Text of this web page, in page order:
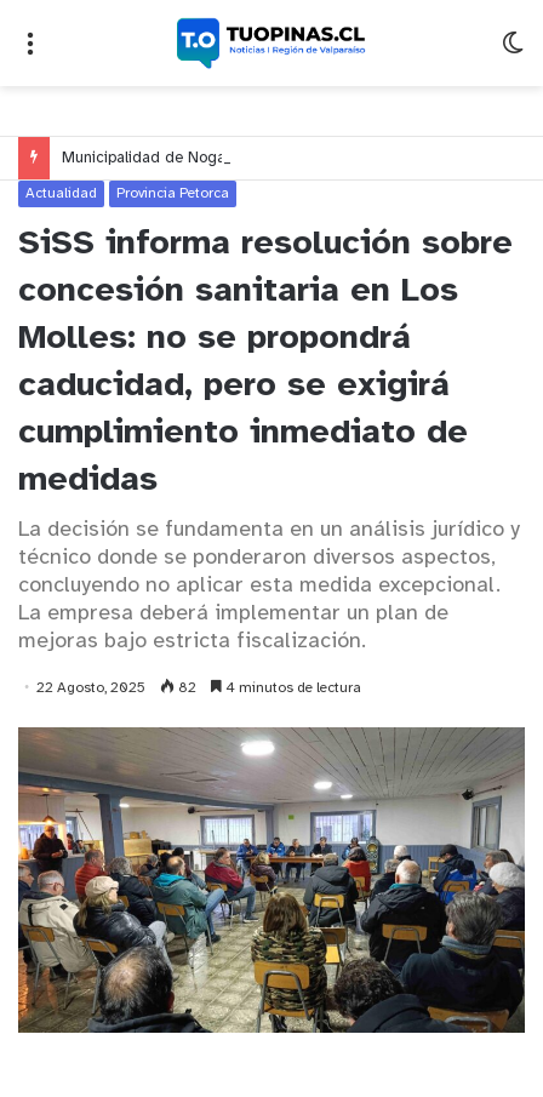
Actualidad Provincia Petorca
SiSS informa resolución sobre
concesión sanitaria en Los
Molles: no se propondrá
caducidad, pero se exigirá
cumplimiento inmediato de
medidas
La decisión se fundamenta en un análisis jurídico y
técnico donde se ponderaron diversos aspectos,
concluyendo no aplicar esta medida excepcional.
La empresa deberá implementar un plan de
mejoras bajo estricta fiscalización.
22 Agosto, 2025 82 4 minutos de lectura